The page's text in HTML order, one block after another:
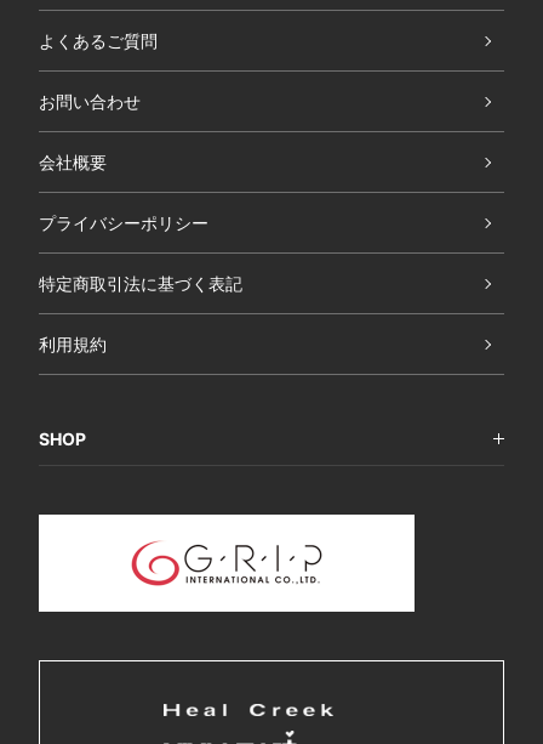
よくあるご質問
お問い合わせ
会社概要
プライバシーポリシー
特定商取引法に基づく表記
利用規約
SHOP